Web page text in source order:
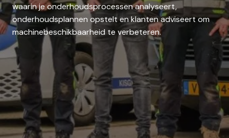
waarin je onderhoudsprocessen analyseert,
onderhoudsplannen opstelt en klanten adviseert om
machinebeschikbaarheid te verbeteren.